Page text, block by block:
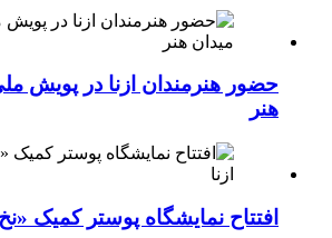
حضور هنرمندان ازنا در پویش
هنر
افتتاح نمایشگاه پوستر کمیک